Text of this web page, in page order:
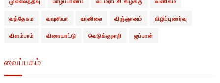
வத்தேகம வவுனியா வானிலை விஞ்ஞானம் விழிப்புணர்வு
விளம்பரம் விளையாட்டு வெடுக்குநாறி ஜப்பான்
வைப்பகம்